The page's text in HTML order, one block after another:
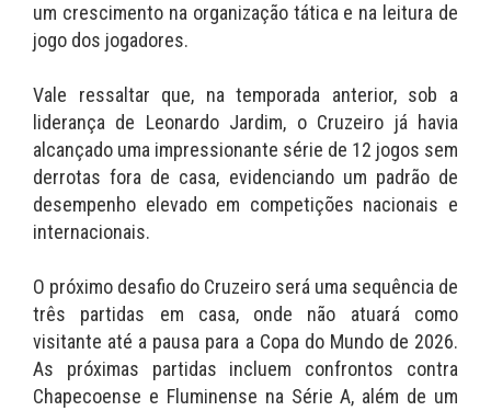
um crescimento na organização tática e na leitura de
jogo dos jogadores.
Vale ressaltar que, na temporada anterior, sob a
liderança de Leonardo Jardim, o Cruzeiro já havia
alcançado uma impressionante série de 12 jogos sem
derrotas fora de casa, evidenciando um padrão de
desempenho elevado em competições nacionais e
internacionais.
O próximo desafio do Cruzeiro será uma sequência de
três partidas em casa, onde não atuará como
visitante até a pausa para a Copa do Mundo de 2026.
As próximas partidas incluem confrontos contra
Chapecoense e Fluminense na Série A, além de um